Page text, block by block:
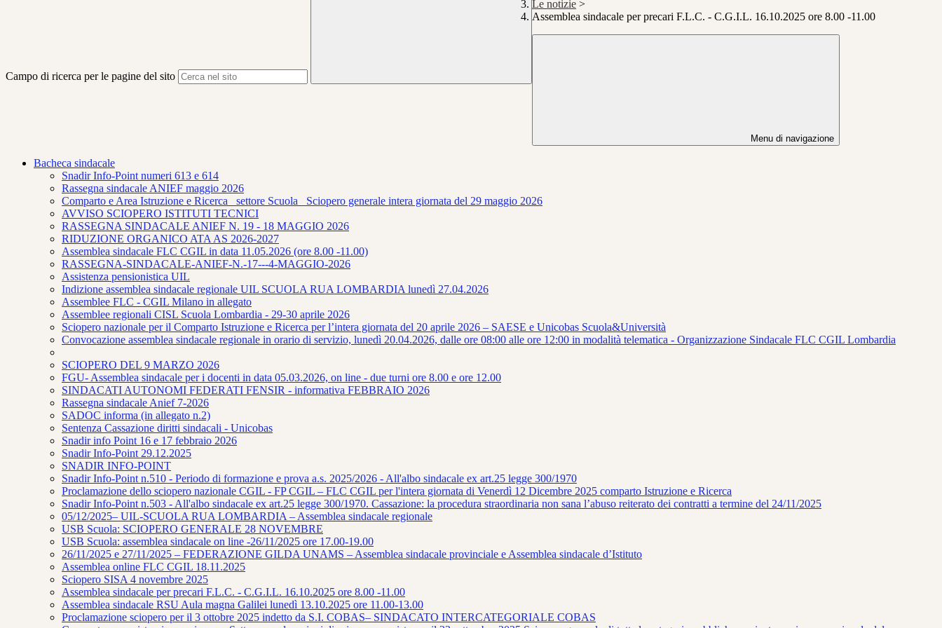
Campo di ricerca per le pagine del sito
Le notizie >
Assemblea sindacale per precari F.L.C. - C.G.I.L. 16.10.2025 ore 8.00 -11.00
Menu di navigazione
Bacheca sindacale
Snadir Info-Point numeri 613 e 614
Rassegna sindacale ANIEF maggio 2026
Comparto e Area Istruzione e Ricerca_ settore Scuola_ Sciopero generale intera giornata del 29 maggio 2026
AVVISO SCIOPERO ISTITUTI TECNICI
RASSEGNA SINDACALE ANIEF N. 19 - 18 MAGGIO 2026
RIDUZIONE ORGANICO ATA AS 2026-2027
Assemblea sindacale FLC CGIL in data 11.05.2026 (ore 8.00 -11.00)
RASSEGNA-SINDACALE-ANIEF-N.-17---4-MAGGIO-2026
Assistenza pensionistica UIL
Indizione assemblea sindacale regionale UIL SCUOLA RUA LOMBARDIA lunedì 27.04.2026
Assemblee FLC - CGIL Milano in allegato
Assemblee regionali CISL Scuola Lombardia - 29-30 aprile 2026
Sciopero nazionale per il Comparto Istruzione e Ricerca per l’intera giornata del 20 aprile 2026 – SAESE e Unicobas Scuola&Università
Convocazione assemblea sindacale regionale in orario di servizio, lunedì 20.04.2026, dalle ore 08:00 alle ore 12:00 in modalità telematica - Organizzazione Sindacale FLC CGIL Lombardia
SCIOPERO DEL 9 MARZO 2026
FGU- Assemblea sindacale per i docenti in data 05.03.2026, on line - due turni ore 8.00 e ore 12.00
SINDACATI AUTONOMI FEDERATI FENSIR - informativa FEBBRAIO 2026
Rassegna sindacale Anief 7-2026
SADOC informa (in allegato n.2)
Sentenza Cassazione diritti sindacali - Unicobas
Snadir info Point 16 e 17 febbraio 2026
Snadir Info-Point 29.12.2025
SNADIR INFO-POINT
Snadir Info-Point n.510 - Periodo di formazione e prova a.s. 2025/2026 - All'albo sindacale ex art.25 legge 300/1970
Proclamazione dello sciopero nazionale CGIL - FP CGIL – FLC CGIL per l'intera giornata di Venerdì 12 Dicembre 2025 comparto Istruzione e Ricerca
Snadir Info-Point n.503 - All'albo sindacale ex art.25 legge 300/1970. Cassazione: la procedura straordinaria non sana l’abuso reiterato dei contratti a termine del 24/11/2025
05/12/2025– UIL-SCUOLA RUA LOMBARDIA – Assemblea sindacale regionale
USB Scuola: SCIOPERO GENERALE 28 NOVEMBRE
USB Scuola: assemblea sindacale on line -26/11/2025 ore 17.00-19.00
26/11/2025 e 27/11/2025 – FEDERAZIONE GILDA UNAMS – Assemblea sindacale provinciale e Assemblea sindacale d’Istituto
Assemblea online FLC CGIL 18.11.2025
Sciopero SISA 4 novembre 2025
Assemblea sindacale per precari F.L.C. - C.G.I.L. 16.10.2025 ore 8.00 -11.00
Assemblea sindacale RSU Aula magna Galilei lunedì 13.10.2025 ore 11.00-13.00
Proclamazione sciopero per il 3 ottobre 2025 indetto da S.I. COBAS– SINDACATO INTERCATEGORIALE COBAS